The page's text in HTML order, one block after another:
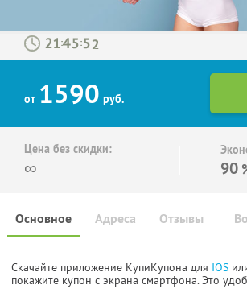
: :
от 1590 руб.
Цена без скидки:
∞ 90
Основное Отзывы
Адреса
Скачайте приложение КупиКупона для IOS
покажите купон с экрана смартфона. Это